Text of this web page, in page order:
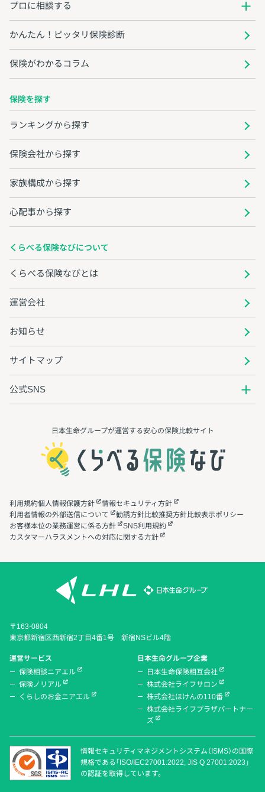
プロに相談する
かんたん！ピッタリ保険診断
保険がわかるコラム
保険を探す
ランキングから探す
保険会社から探す
家族構成から探す
心配事から探す
くらべる保険なびについて
くらべる保険なびとは
運営会社
お知らせ
サイトマップ
公式SNS
日本生命グループが運営する安心の保険⽐較サイト
利用規約個人情報保護方針
情報セキュリティ方針
利用者情報の外部送信について
勧誘方針比較推奨方針比較表示ポリシー
お客様本位の業務運営に係る方針
SNS利用規約
カスタマーハラスメントへの対応に関する方針
〒163-0804
東京都新宿区西新宿2丁目4番1号 新宿NSビル4階
運営サービス
保険相談ニアエル
保険ノリアル
くらしのお金ニアエル
日本生命グループ企業
日本生命保険相互会社
株式会社ライフサロン
株式会社ほけんの110番
株式会社ライフプラザパートナー
ズ
情報セキュリティマネジメントシステム（ISMS）の国際
規格である「ISO/IEC27001:2022, JIS Q 27001:2023」
の認証を取得しています。